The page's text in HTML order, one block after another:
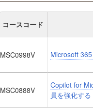
コースコード
MSC0998V Microsoft
MSC0888V
Copilot for
員を強化す